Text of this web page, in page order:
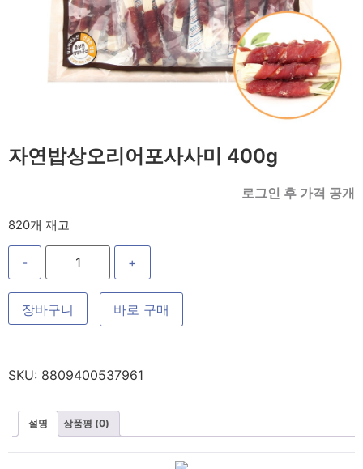
자연밥상오리어포사사미 400g
로그인 후 가격 공개
820개 재고
- +
장바구니 바로 구매
SKU: 8809400537961
설명 상품평 (0)